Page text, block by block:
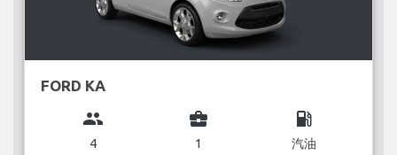
FORD KA
group
4
business_center
1
local_gas_station
汽油